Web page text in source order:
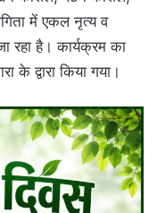
में एकल नृत्य व
रहा है। कार्यक्रम का
के द्वारा किया गया।